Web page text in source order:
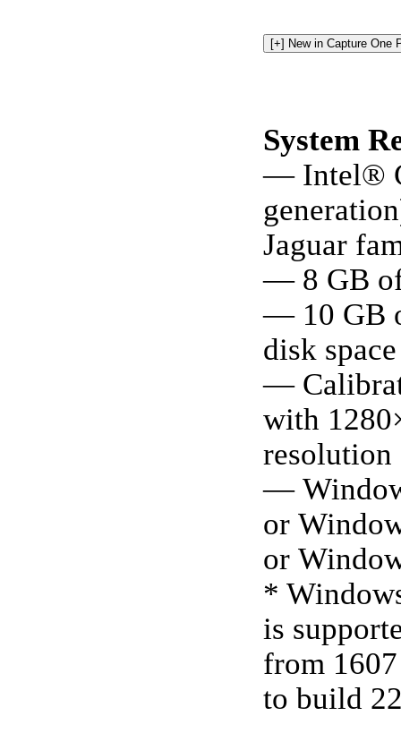
System
— Intel®
Jaguar
— 8 GB
— 10 GB
disk space
—
with
resolution
—
or
or
*
is
from
to build